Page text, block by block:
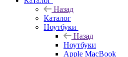
Назад
Каталог
Ноутбуки
Назад
Ноутбуки
Apple MacBook